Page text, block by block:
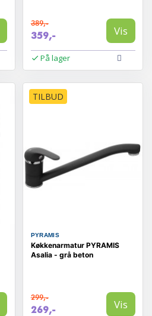
389,-
359,- Vis
På lager
TILBUD
PYRAMIS
Køkkenarmatur PYRAMIS
Asalia - grå beton
299,-
269,- Vis